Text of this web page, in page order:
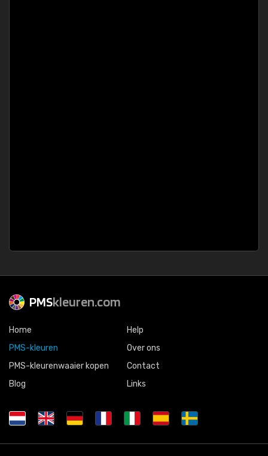
PMSkleuren.com
Home
PMS-kleuren
PMS-kleurenwaaier kopen
Blog
Help
Over ons
Contact
Links